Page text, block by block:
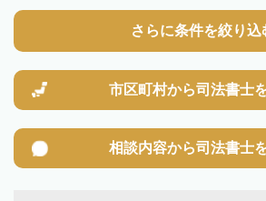
さらに条件を絞り込
市区町村から司法書士
相談内容から司法書士